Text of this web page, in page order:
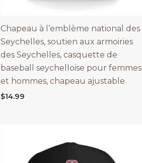
Chapeau à l’emblème national des
Seychelles, soutien aux armoiries
des Seychelles, casquette de
baseball seychelloise pour femmes
et hommes, chapeau ajustable
$14.99